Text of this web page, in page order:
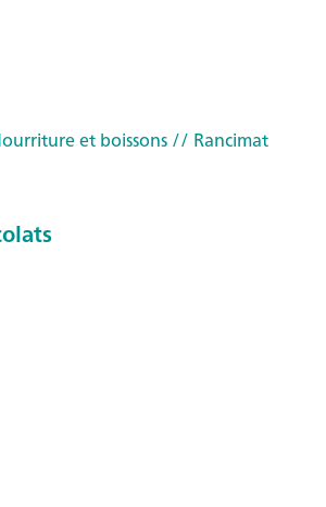
et boissons// Rancimat